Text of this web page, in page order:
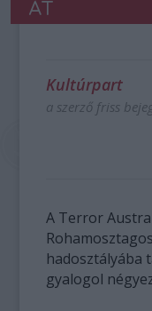
ÁT
Kultúrpart
a szerző friss
A Terror
hadosztályába
gyalogol